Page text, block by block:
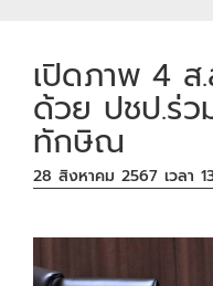
เปิดภาพ 4 ส.
ด้วย ปชป.ร่ว
ทักษิณ
28 สิงหาคม 2567 เวลา